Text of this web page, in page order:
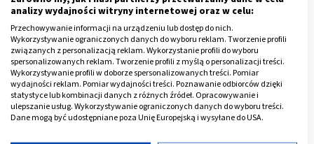
owrzodzenia jako wynik nadmiernego drapania;
stopień 2. - lichenizacja i towarzyszące jej białe
zabarwienie skóry;
stopień 1. - skóra z zaczerwieniem i ze zmianami
zapalnymi;
stopień 0. - świądowi nie towarzyszą jeszcze żadne
zmiany skórne.
analizy wydajności witryny internetowej oraz w celu:
Przechowywanie informacji na urządzeniu lub dostęp do nich.
Wykorzystywanie ograniczonych danych do wyboru reklam. Tworzenie profili
związanych z personalizacją reklam. Wykorzystanie profili do wyboru
spersonalizowanych reklam. Tworzenie profili z myślą o personalizacji treści.
Wykorzystywanie profili w doborze spersonalizowanych treści. Pomiar
wydajności reklam. Pomiar wydajności treści. Poznawanie odbiorców dzięki
statystyce lub kombinacji danych z różnych źródeł. Opracowywanie i
ulepszanie usług. Wykorzystywanie ograniczonych danych do wyboru treści.
Dane mogą być udostępniane poza Unię Europejską i wysyłane do USA.